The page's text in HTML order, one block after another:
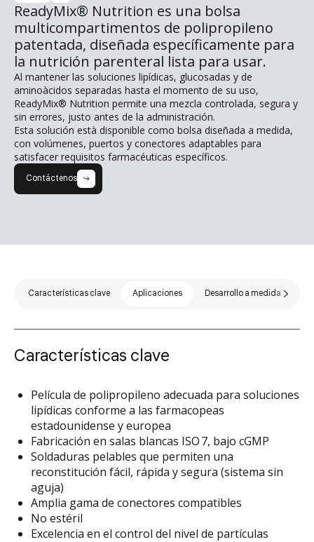
ReadyMix® Nutrition es una bolsa
multicompartimentos de polipropileno
patentada, diseñada específicamente para
la nutrición parenteral lista para usar.
Al mantener las soluciones lipídicas, glucosadas y de
aminoàcidos separadas hasta el momento de su uso,
ReadyMix® Nutrition permite una mezcla controlada, segura y
sin errores, justo antes de la administración.
Esta solución està disponible como bolsa diseñada a medida,
con volúmenes, puertos y conectores adaptables para
satisfacer requisitos farmacéuticas específicos.
Contáctenos
Características clave Aplicaciones Desarrollo a medida
Características clave
Película de polipropileno adecuada para soluciones
lipídicas conforme a las farmacopeas
estadounidense y europea
Fabricación en salas blancas ISO 7, bajo cGMP
Soldaduras pelables que permiten una
reconstitución fácil, rápida y segura (sistema sin
aguja)
Amplia gama de conectores compatibles
No estéril
Excelencia en el control del nivel de partículas